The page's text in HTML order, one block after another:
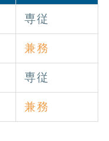
専従
兼務
専従
兼務